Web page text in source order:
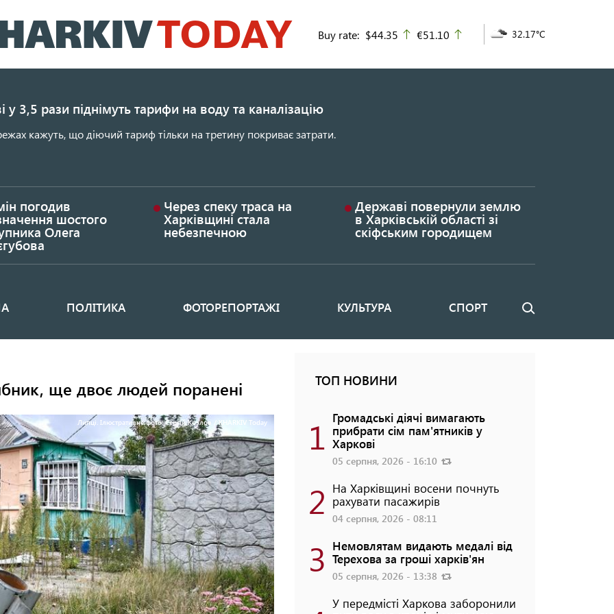
до
основного
Buy rate: $44.35 up
€51.10 32.17°C
у 3,5 рази піднімуть тарифи на воду та каналізацію
кажуть, що діючий тариф тільки на третину покриває затрати.
погодив
шостого
Олега
Через спеку траса на
Харківщині стала
небезпечною
Державі повернули землю
в Харківській області зі
скіфським городищем
ПОЛІТИКА ФОТОРЕПОРТАЖІ КУЛЬТУРА СПОРТ Пошук
ще двоє людей поранені
Липці. Ілюстративне фото: Сергій Козлов / KHARKIV Today
ТОП НОВИНИ
1 Громадські діячі вимагають
прибрати сім пам'ятників у
Харкові
05 серпня, 2026 - 16:10
2 На Харківщині восени почнуть
рахувати пасажирів
04 серпня, 2026 - 08:11
3 Немовлятам видають медалі від
Терехова за гроші харків'ян
05 серпня, 2026 - 13:38
У передмісті Харкова заборонили